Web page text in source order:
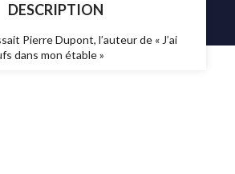
DESCRIPTION
Pierre Dupont, l’auteur de « J’ai
dans mon étable »